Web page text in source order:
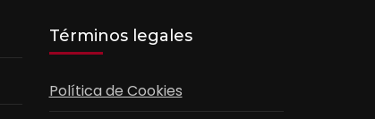
Términos legales
Política de Cookies